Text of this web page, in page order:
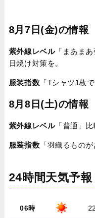
8月7日(金)の情報
紫外線レベル「まあま
日焼け対策を。
服装指数 「Tシャツ1枚
8月8日(土)の情報
紫外線レベル「普通」比
服装指数 「羽織るもの
24時間天気予報
06時